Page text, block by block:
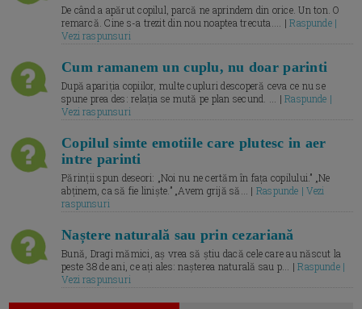
De când a apărut copilul, parcă ne aprindem din orice. Un ton. O
remarcă. Cine s-a trezit din nou noaptea trecuta.... |Raspunde |
Vezi raspunsuri
Cum ramanem un cuplu, nu doar parinti
După apariția copiilor, multe cupluri descoperă ceva ce nu se
spune prea des: relația se mută pe plan secund. ... |Raspunde |
Vezi raspunsuri
Copilul simte emotiile care plutesc in aer
intre parinti
Părinții spun deseori: „Noi nu ne certăm în fața copilului.” „Ne
abținem, ca să fie liniște.” „Avem grijă să... | Raspunde | Vezi
raspunsuri
Naștere naturală sau prin cezariană
Bună, Dragi mămici, aș vrea să știu dacă cele care au născut la
peste 38 de ani, ce ați ales: nașterea naturală sau p... |Raspunde |
Vezi raspunsuri